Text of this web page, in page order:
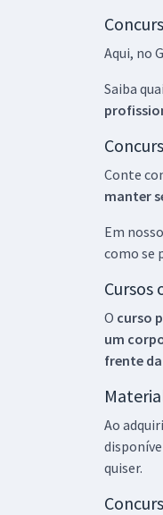
Aqui, no
Saiba
Conte
manter
Em
como se
Cursos
O curso
um
frente
Ao
quiser.